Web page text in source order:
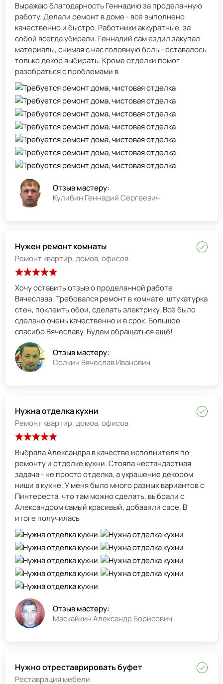
Выражаю благодарность Геннадию за проделанную
работу. Делали ремонт в доме - всё выполнено
качественно и быстро. Работники аккуратные, за
собой всегда убирали. Геннадий сам ездил закупал
материалы, снимая с нас головную боль - оставалось
только декор выбирать. Кроме отделки помог
разобраться с проблемами в
Отзыв мастеру:
Кулибин Геннадий Сергеевич
Нужен ремонт комнаты
Ремонт квартир, домов, офисов
Хочу оставить отзыв о проделанной работе
Вячеслава. Требовался ремонт в комнате, штукатурка
стен, поклеить обои, сделать электрику. Всё было
сделано очень качественно и в срок. Большое
спасибо Вячеславу. Будем обращаться ещё!
Отзыв мастеру:
Солкин Вячеслав Иванович
Нужна отделка кухни
Ремонт квартир, домов, офисов
Выбрала Александра в качестве исполнителя по
ремонту и отделке кухни. Стояла нестандартная
задача - не просто отделка, а украшение декором
ниши в кухне. У меня было много разных вариантов с
Пинтереста, что там можно сделать, выбрали с
Александром самый красивый, добавили свое. В
итоге получилась
Отзыв мастеру:
Маскайкин Александр Борисович
Нужно отреставрировать буфет
Реставрация мебели